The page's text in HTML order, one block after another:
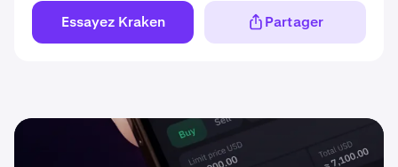
Essayez Kraken Partager